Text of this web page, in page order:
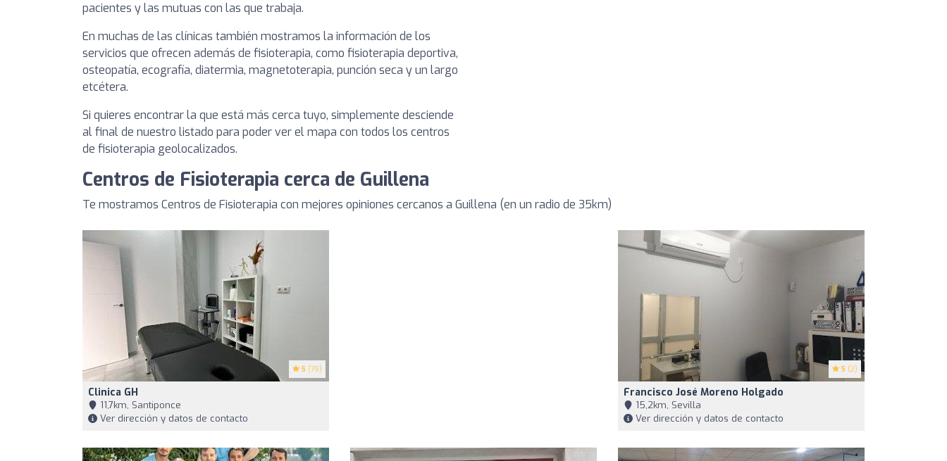
pacientes y las mutuas con las que trabaja.
En muchas de las clínicas también mostramos la información de los
servicios que ofrecen además de fisioterapia, como fisioterapia deportiva,
osteopatía, ecografía, diatermia, magnetoterapia, punción seca y un largo
etcétera.
Si quieres encontrar la que está más cerca tuyo, simplemente desciende
al final de nuestro listado para poder ver el mapa con todos los centros
de fisioterapia geolocalizados.
Centros de Fisioterapia cerca de Guillena
Te mostramos Centros de Fisioterapia con mejores opiniones cercanos a Guillena (en un radio de 35km)
5 (79)
Clinica GH
11,7km, Santiponce
Ver dirección y datos de contacto
5 (2)
Francisco José Moreno Holgado
15,2km, Sevilla
Ver dirección y datos de contacto